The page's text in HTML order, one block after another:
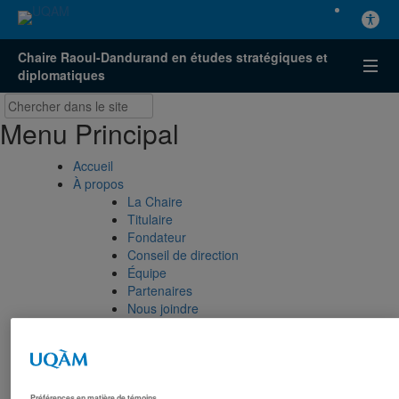
Chaire Raoul-Dandurand en études stratégiques et
diplomatiques
Menu Principal
Accueil
À propos
La Chaire
Titulaire
Fondateur
Conseil de direction
Équipe
Partenaires
Nous joindre